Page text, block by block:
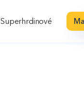
Superhrdinové